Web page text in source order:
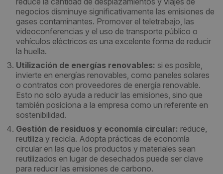
negocios disminuye significativamente las emisiones de
gases contaminantes. Promover el teletrabajo, las
videoconferencias y el uso de transporte público o
vehículos eléctricos es una excelente forma de reducir
la huella.
Utilización de energías renovables: si es posible,
invierte en energías renovables, como paneles solares
o contratos con proveedores de energía renovable.
Esto no solo ayuda a reducir las emisiones, sino que
también posiciona a la empresa como un referente en
sostenibilidad.
Gestión de residuos y economía circular: reduce,
reutiliza y recicla. Adopta prácticas de economía
circular en las que los productos y materiales sean
reutilizados en lugar de desechados puede ser clave
para reducir las emisiones de carbono.